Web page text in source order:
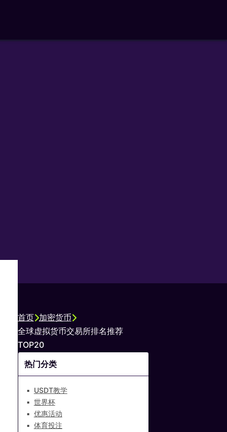
首页 加密货币
全球虚拟货币交易所排名推荐
TOP20
热门分类
USDT教学
世界杯
优惠活动
体育投注